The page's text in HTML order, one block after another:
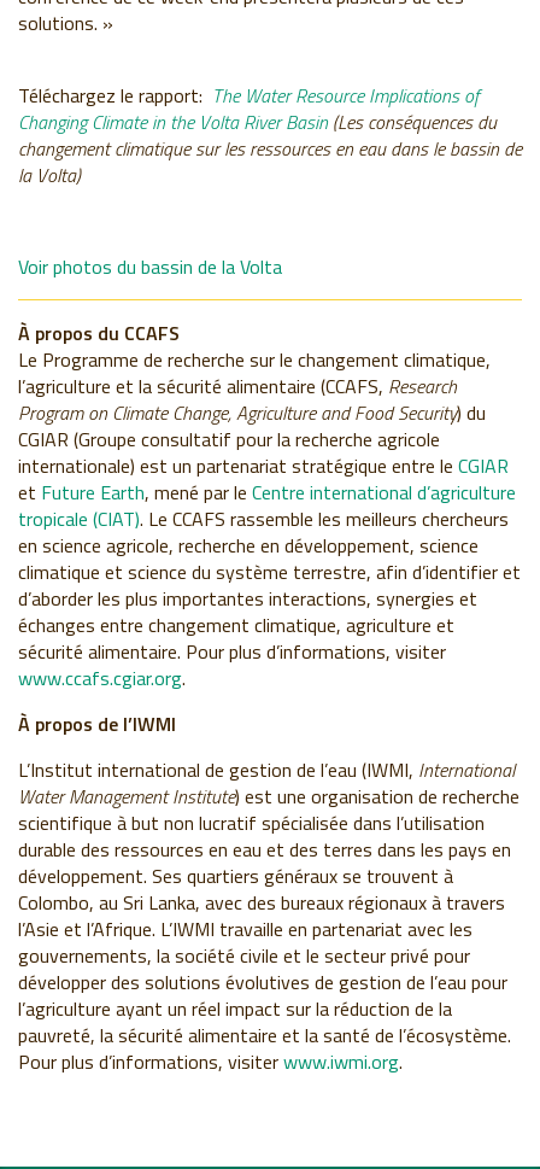
solutions. »
Téléchargez le rapport: The Water Resource Implications of
Changing Climate in the Volta River Basin (Les conséquences du
changement climatique sur les ressources en eau dans le bassin de
la Volta)
Voir photos du bassin de laVolta
À propos du CCAFS
Le Programme de recherche sur le changement climatique,
l’agriculture et la sécurité alimentaire (CCAFS, Research
Program on Climate Change, Agriculture and Food Security) du
CGIAR (Groupe consultatif pour la recherche agricole
internationale) est un partenariat stratégique entre le CGIAR
et Future Earth, mené par le Centre international d’agriculture
tropicale (CIAT). Le CCAFS rassemble les meilleurs chercheurs
en science agricole, recherche en développement, science
climatique et science du système terrestre, afin d’identifier et
d’aborder les plus importantes interactions, synergies et
échanges entre changement climatique, agriculture et
sécurité alimentaire. Pour plus d’informations, visiter
www.ccafs.cgiar.org.
À propos de l’IWMI
L’Institut international de gestion de l’eau (IWMI, International
Water Management Institute) est une organisation de recherche
scientifique à but non lucratif spécialisée dans l’utilisation
durable des ressources en eau et des terres dans les pays en
développement. Ses quartiers généraux se trouvent à
Colombo, au Sri Lanka, avec des bureaux régionaux à travers
l’Asie et l’Afrique. L’IWMI travaille en partenariat avec les
gouvernements, la société civile et le secteur privé pour
développer des solutions évolutives de gestion de l’eau pour
l’agriculture ayant un réel impact sur la réduction de la
pauvreté, la sécurité alimentaire et la santé de l’écosystème.
Pour plus d’informations, visiterwww.iwmi.org.